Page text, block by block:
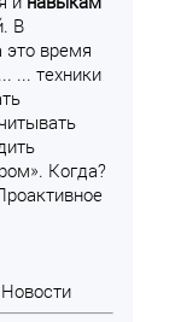
В
это время
... техники
Когда?
Новости